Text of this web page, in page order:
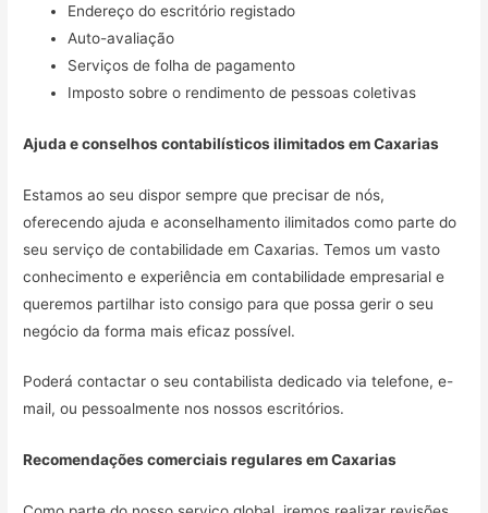
Endereço do escritório registado
Auto-avaliação
Serviços de folha de pagamento
Imposto sobre o rendimento de pessoas coletivas
Ajuda e conselhos contabilísticos ilimitados emCaxarias
Estamos ao seu dispor sempre que precisar de nós,
oferecendo ajuda e aconselhamento ilimitados como parte do
seu serviço de contabilidade em Caxarias. Temos um vasto
conhecimento e experiência em contabilidade empresarial e
queremos partilhar isto consigo para que possa gerir o seu
negócio da forma mais eficaz possível.
Poderá contactar o seu contabilista dedicado via telefone, e-
mail, ou pessoalmente nos nossos escritórios.
Recomendações comerciais regulares emCaxarias